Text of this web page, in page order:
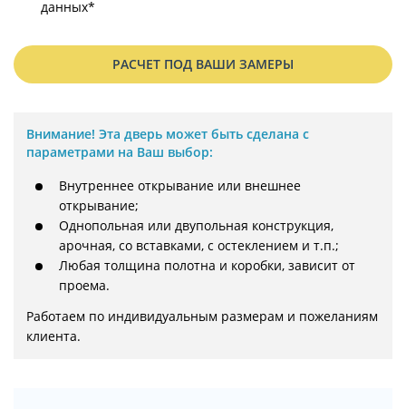
данных*
РАСЧЕТ ПОД ВАШИ ЗАМЕРЫ
Внимание! Эта дверь может быть сделана с
параметрами на Ваш выбор:
Внутреннее открывание или внешнее
открывание;
Однопольная или двупольная конструкция,
арочная, со вставками, с остеклением и т.п.;
Любая толщина полотна и коробки, зависит от
проема.
Работаем по индивидуальным размерам и пожеланиям
клиента.